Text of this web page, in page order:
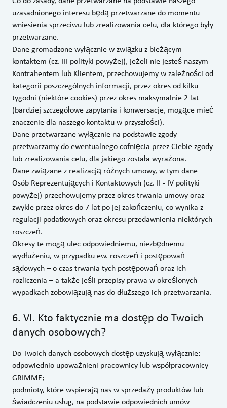
uzasadnionego interesu będą przetwarzane do momentu
wniesienia sprzeciwu lub zrealizowania celu, dla którego były
przetwarzane.
Dane gromadzone wyłącznie w związku z bieżącym
kontaktem (cz. III polityki powyżej), jeżeli nie jesteś naszym
Kontrahentem lub Klientem, przechowujemy w zależności od
kategorii poszczególnych informacji, przez okres od kilku
tygodni (niektóre cookies) przez okres maksymalnie 2 lat
(bardziej szczegółowe zapytania i konwersacje, mogące mieć
znaczenie dla naszego kontaktu w przyszłości).
Dane przetwarzane wyłącznie na podstawie zgody
przetwarzamy do ewentualnego cofnięcia przez Ciebie zgody
lub zrealizowania celu, dla jakiego została wyrażona.
Dane związane z realizacją różnych umowy, w tym dane
Osób Reprezentujących i Kontaktowych (cz. II - IV polityki
powyżej) przechowujemy przez okres trwania umowy oraz
zwykle przez okres do 7 lat po jej zakończeniu, co wynika z
regulacji podatkowych oraz okresu przedawnienia niektórych
roszczeń.
Okresy te mogą ulec odpowiedniemu, niezbędnemu
wydłużeniu, w przypadku ew. roszczeń i postępowań
sądowych – o czas trwania tych postępowań oraz ich
rozliczenia – a także jeśli przepisy prawa w określonych
wypadkach zobowiązują nas do dłuższego ich przetwarzania.
6. VI. Kto faktycznie ma dostęp do Twoich
danych osobowych?
Do Twoich danych osobowych dostęp uzyskują wyłącznie:
odpowiednio upoważnieni pracownicy lub współpracownicy
GRIMME;
podmioty, które wspierają nas w sprzedaży produktów lub
świadczeniu usług, na podstawie odpowiednich umów